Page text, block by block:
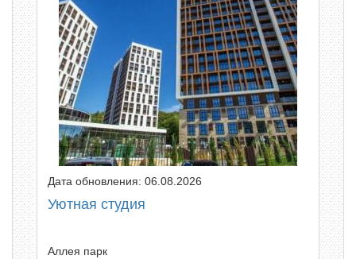
Дата обновления: 06.08.2026
Уютная студия
Аллея парк